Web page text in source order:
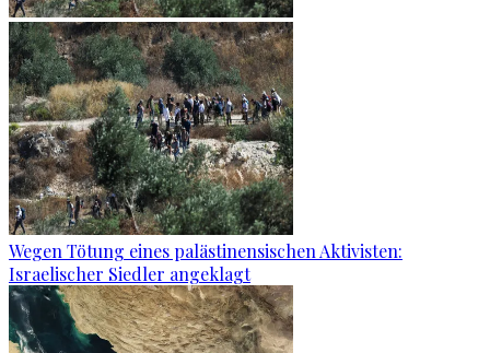
Wegen Tötung eines palästinensischen Aktivisten:
Israelischer Siedler angeklagt